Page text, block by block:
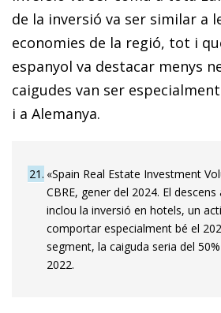
de la inversió va ser similar a
economies de la regió, tot i
espanyol va destacar menys
caigudes van ser
i a Alemanya.
21 «Spain Real Estate Investment
CBRE, gener del 2024. El
inclou la inversió en hotels, un
comportar especialment bé el
segment, la caiguda seria del
2022.